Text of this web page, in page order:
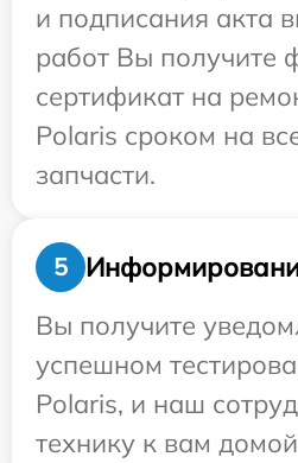
и подписания акта
работ Вы получите
сертификат на
Polaris сроком на
запчасти.
5
Вы получите
успешном
Polaris, и наш
технику к вам